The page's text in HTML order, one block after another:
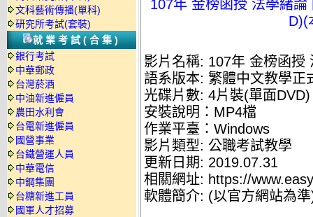
文科藝術傳播(單科)
研究所考試(套裝)
就業考試(合集)
銀行考試
中華郵政
台灣菸酒
中油新進僱員
農田水利會
台電新進僱員
國營事業
台鐵營運人員
中華電信
中鋼集團
台糖新進工員
國軍人才招募
107年 金榜函授 法學緒
D)(
影片名稱: 107年 金榜函授
語系版本: 繁體中文教學正
光碟片數: 4片裝(單面DVD)
安裝說明：MP4檔
作業平臺：Windows
影片類型: 公職考試教學
更新日期: 2019.07.31
相關網址: https://
軟體簡介: (以官方網站為